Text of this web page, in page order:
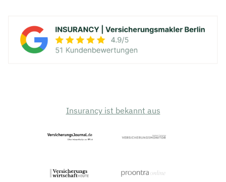
Insurancy ist bekannt aus